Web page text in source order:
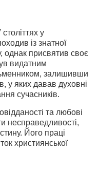
у
із знатної
однак присвятив своє
видатним
залишивши
у яких давав духовні
сучасників.
та любові
несправедливості,
Його праці
християнської